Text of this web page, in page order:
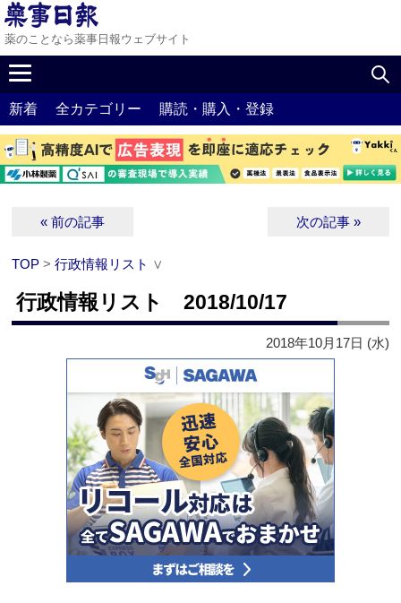
薬のことなら薬事日報ウェブサイト
新着 全カテゴリー 購読・購入・登録
« 前の記事 次の記事 »
TOP >行政情報リスト ∨
行政情報リスト 2018/10/17
2018年10月17日 (水)